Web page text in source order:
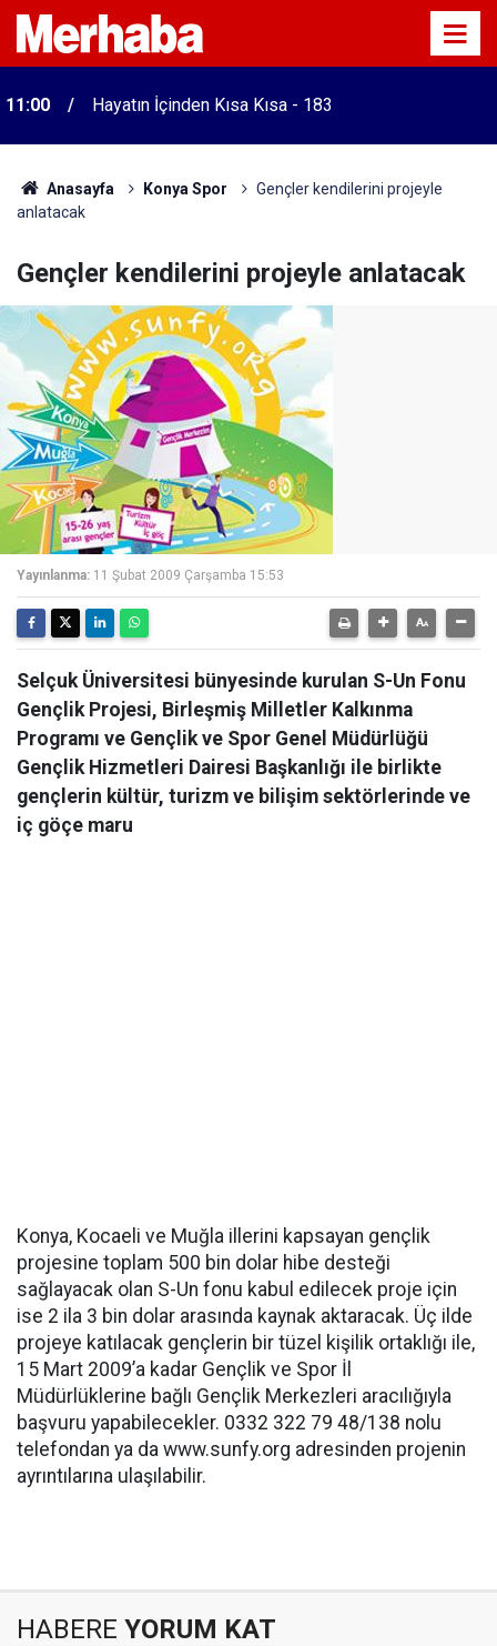
11:00 Hayatın İçinden Kısa Kısa - 183
Anasayfa Konya Spor
Gençler kendilerini projeyle
anlatacak
Gençler kendilerini projeyle anlatacak
Yayınlanma: 11 Şubat 2009 Çarşamba 15:53
Selçuk Üniversitesi bünyesinde kurulan S-Un Fonu
Gençlik Projesi, Birleşmiş Milletler Kalkınma
Programı ve Gençlik ve Spor Genel Müdürlüğü
Gençlik Hizmetleri Dairesi Başkanlığı ile birlikte
gençlerin kültür, turizm ve bilişim sektörlerinde ve
iç göçe maru
Konya, Kocaeli ve Muğla illerini kapsayan gençlik
projesine toplam 500 bin dolar hibe desteği
sağlayacak olan S-Un fonu kabul edilecek proje için
ise 2 ila 3 bin dolar arasında kaynak aktaracak. Üç ilde
projeye katılacak gençlerin bir tüzel kişilik ortaklığı ile,
15 Mart 2009’a kadar Gençlik ve Spor İl
Müdürlüklerine bağlı Gençlik Merkezleri aracılığıyla
başvuru yapabilecekler. 0332 322 79 48/138 nolu
telefondan ya da www.sunfy.org adresinden projenin
ayrıntılarına ulaşılabilir.
HABERE YORUM KAT